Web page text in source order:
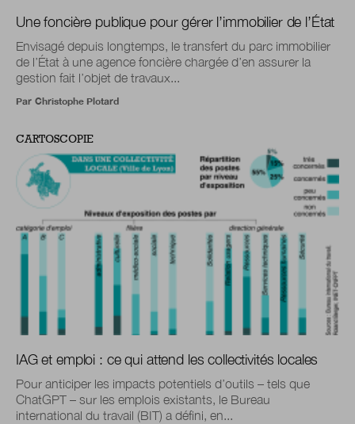
Une foncière publique pour gérer l’immobilier de l’État
Envisagé depuis longtemps, le transfert du parc immobilier
de l’État à une agence foncière chargée d’en assurer la
gestion fait l’objet de travaux...
Par Christophe Plotard
CARTOSCOPIE
IAG et emploi : ce qui attend les collectivités locales
Pour anticiper les impacts potentiels d’outils – tels que
ChatGPT – sur les emplois existants, le Bureau
international du travail (BIT) a défini, en...